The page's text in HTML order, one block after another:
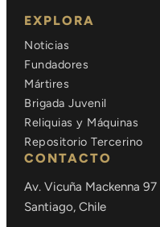
EXPLORA
Noticias
Fundadores
Mártires
Brigada Juvenil
Reliquias y Máquinas
Repositorio Tercerino
CONTACTO
Av. Vicuña Mackenna 97
Santiago, Chile